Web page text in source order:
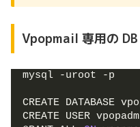
Vpopmail 専用の DB
mysql -uroot -p
CREATE DATABASE
CREATE USER